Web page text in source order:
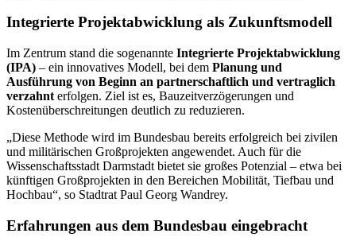
Integrierte Projektabwicklung als Zukunftsmodell
Im Zentrum stand die sogenannte Integrierte Projektabwicklung
(IPA) – ein innovatives Modell, bei dem Planung und
Ausführung von Beginn an partnerschaftlich und vertraglich
verzahnt erfolgen. Ziel ist es, Bauzeitverzögerungen und
Kostenüberschreitungen deutlich zu reduzieren.
„Diese Methode wird im Bundesbau bereits erfolgreich bei zivilen
und militärischen Großprojekten angewendet. Auch für die
Wissenschaftsstadt Darmstadt bietet sie großes Potenzial – etwa bei
künftigen Großprojekten in den Bereichen Mobilität, Tiefbau und
Hochbau“, so Stadtrat Paul Georg Wandrey.
Erfahrungen aus dem Bundesbau eingebracht